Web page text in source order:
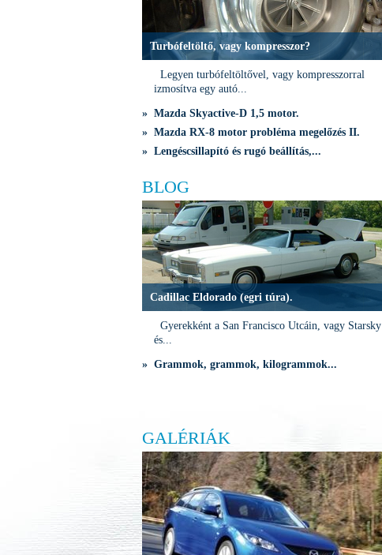
Turbófeltöltő, vagy kompresszor?
Legyen turbófeltöltővel, vagy kompresszorral
izmosítva egy autó...
» Mazda Skyactive-D 1,5 motor.
» Mazda RX-8 motor probléma megelőzés II.
» Lengéscsillapító és rugó beállítás,...
BLOG
Cadillac Eldorado (egri túra).
Gyerekként a San Francisco Utcáin, vagy Starsky
és...
» Grammok, grammok, kilogrammok...
GALÉRIÁK